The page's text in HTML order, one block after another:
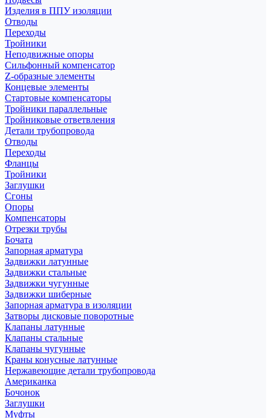
Изделия в ППУ изоляции
Отводы
Переходы
Тройники
Неподвижные опоры
Cильфонный компенсатор
Z-образные элементы
Концевые элементы
Стартовые компенсаторы
Тройники параллельные
Тройниковые ответвления
Детали трубопровода
Отводы
Переходы
Фланцы
Тройники
Заглушки
Сгоны
Опоры
Компенсаторы
Отрезки трубы
Бочата
Запорная арматура
Задвижки латунные
Задвижки стальные
Задвижки чугунные
Задвижки шиберные
Запорная арматура в изоляции
Затворы дисковые поворотные
Клапаны латунные
Клапаны стальные
Клапаны чугунные
Краны конусные латунные
Нержавеющие детали трубопровода
Американка
Бочонок
Заглушки
Муфты